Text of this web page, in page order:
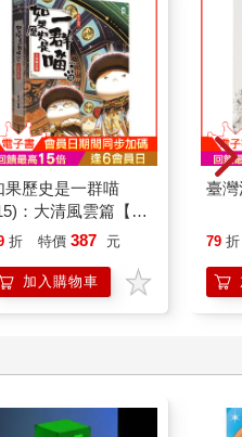
果歷史是一群喵
：大清風雲篇【萌
漫畫學歷史】
折 特價 387 元
加入購物車
臺
79 折